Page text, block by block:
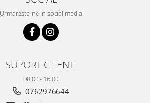
Urmareste-ne in social media
SUPORT CLIENTI
08:00 - 16:00
0762976644